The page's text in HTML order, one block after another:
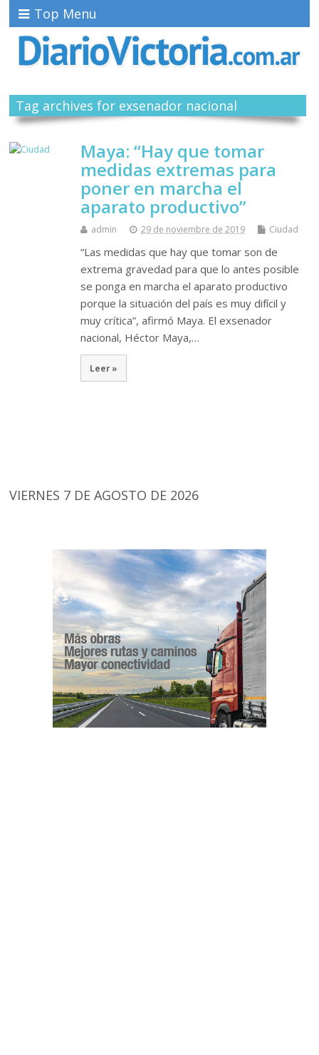
Top Menu
Tag archives for exsenador nacional
Maya: “Hay que tomar
medidas extremas para
poner en marcha el
aparato productivo”
admin 29 de noviembre de 2019 Ciudad
“Las medidas que hay que tomar son de
extrema gravedad para que lo antes posible
se ponga en marcha el aparato productivo
porque la situación del país es muy difícil y
muy crítica”, afirmó Maya. El exsenador
nacional, Héctor Maya,…
Leer »
VIERNES 7 DE AGOSTO DE 2026